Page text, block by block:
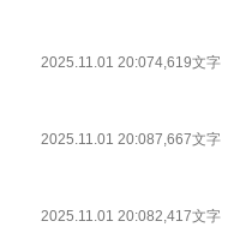
2025.11.01 20:074,619文字
2025.11.01 20:087,667文字
2025.11.01 20:082,417文字